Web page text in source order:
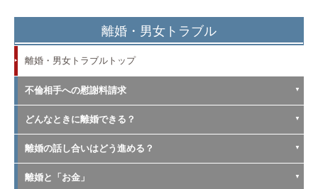
離婚・男女トラブル
離婚・男女トラブルトップ
不倫相手への慰謝料請求
どんなときに離婚できる？
離婚の話し合いはどう進める？
離婚と「お金」